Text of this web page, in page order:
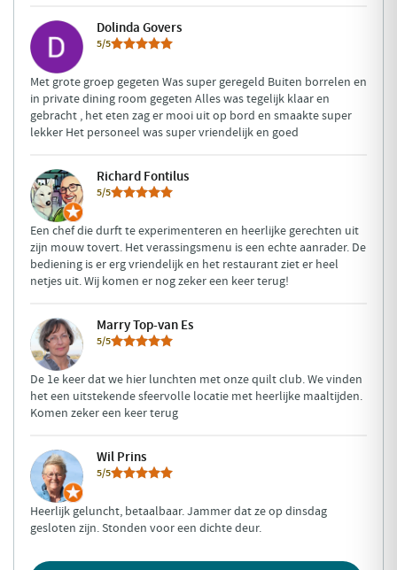
Dolinda Govers
5/5
Met grote groep gegeten Was super geregeld Buiten borrelen en
in private dining room gegeten Alles was tegelijk klaar en
gebracht , het eten zag er mooi uit op bord en smaakte super
lekker Het personeel was super vriendelijk en goed
Richard Fontilus
5/5
Een chef die durft te experimenteren en heerlijke gerechten uit
zijn mouw tovert. Het verassingsmenu is een echte aanrader. De
bediening is er erg vriendelijk en het restaurant ziet er heel
netjes uit. Wij komen er nog zeker een keer terug!
Marry Top-van Es
5/5
De 1e keer dat we hier lunchten met onze quilt club. We vinden
het een uitstekende sfeervolle locatie met heerlijke maaltijden.
Komen zeker een keer terug
Wil Prins
5/5
Heerlijk geluncht, betaalbaar. Jammer dat ze op dinsdag
gesloten zijn. Stonden voor een dichte deur.